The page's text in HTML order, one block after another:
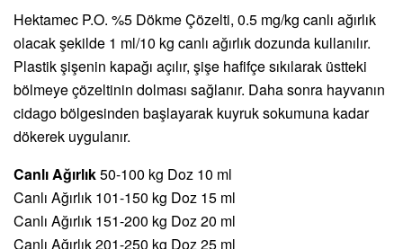
Hektamec P.O. %5 Dökme Çözelti, 0.5 mg/kg canlı ağırlık
olacak şekilde 1 ml/10 kg canlı ağırlık dozunda kullanılır.
Plastik şişenin kapağı açılır, şişe hafifçe sıkılarak üstteki
bölmeye çözeltinin dolması sağlanır. Daha sonra hayvanın
cidago bölgesinden başlayarak kuyruk sokumuna kadar
dökerek uygulanır.
Canlı Ağırlık50-100 kg Doz 10 ml
Canlı Ağırlık 101-150 kg Doz 15 ml
Canlı Ağırlık 151-200 kg Doz 20 ml
Canlı Ağırlık 201-250 kg Doz 25 ml